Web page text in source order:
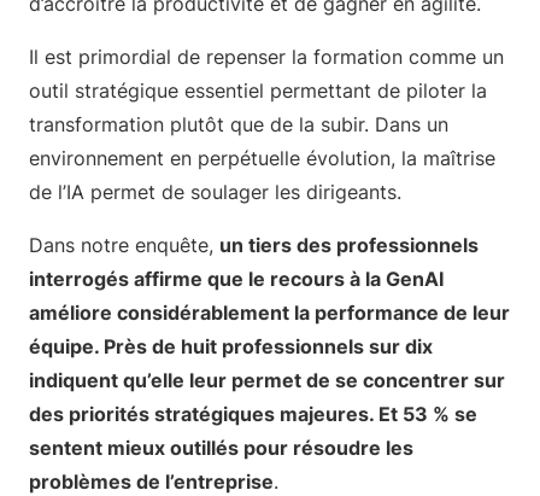
Il est primordial de repenser la formation comme un
outil stratégique essentiel permettant de piloter la
transformation plutôt que de la subir. Dans un
environnement en perpétuelle évolution, la maîtrise
de l’IA permet de soulager les dirigeants.
Dans notre enquête, un tiers des professionnels
interrogés affirme que le recours à la GenAI
améliore considérablement la performance de leur
équipe. Près de huit professionnels sur dix
indiquent qu’elle leur permet de se concentrer sur
des priorités stratégiques majeures. Et 53 % se
sentent mieux outillés pour résoudre les
problèmes de l’entreprise.